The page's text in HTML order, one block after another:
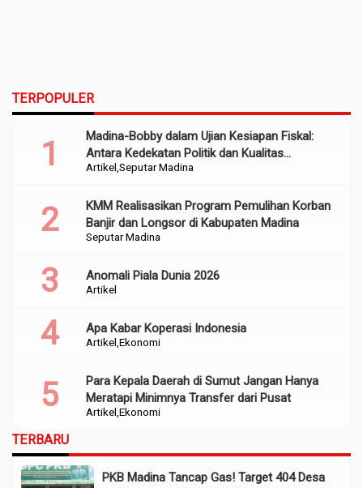
TERPOPULER
Artikel Seputar Madina
Madina-Bobby dalam Ujian Kesiapan Fiskal:
Antara Kedekatan Politik dan Kualitas
Perencanaan
Seputar Madina
KMM Realisasikan Program Pemulihan Korban
Banjir dan Longsor di Kabupaten Madina
Artikel
Anomali Piala Dunia 2026
Artikel Ekonomi
Apa Kabar Koperasi Indonesia
Artikel Ekonomi
Para Kepala Daerah di Sumut Jangan Hanya
Meratapi Minimnya Transfer dari Pusat
TERBARU
PKB Madina Tancap Gas! Target 404 Desa